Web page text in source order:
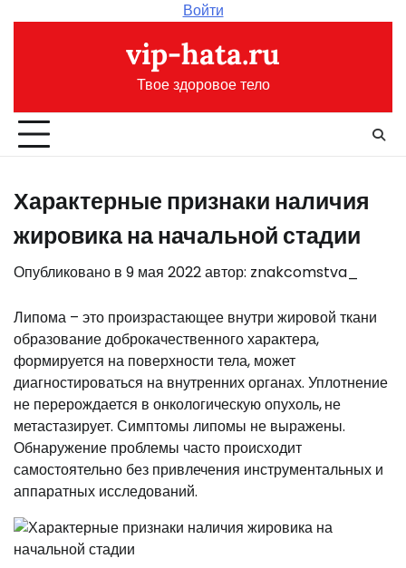
Войти
vip-hata.ru
Твое здоровое тело
Характерные признаки наличия
жировика на начальной стадии
Опубликовано в 9 мая 2022автор: znakcomstva_
Липома – это произрастающее внутри жировой ткани
образование доброкачественного характера,
формируется на поверхности тела, может
диагностироваться на внутренних органах. Уплотнение
не перерождается в онкологическую опухоль,не
метастазирует. Симптомы липомы не выражены.
Обнаружение проблемы часто происходит
самостоятельно без привлечения инструментальных и
аппаратных исследований.